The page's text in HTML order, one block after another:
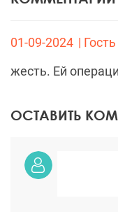
01-09-2024 | Гость
жесть. Ей
ОСТАВИТЬ